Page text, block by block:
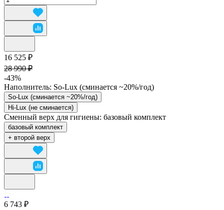
16 525 ₽
28 990 ₽
-43%
Наполнитель: So-Lux (cминается ~20%/год)
So-Lux (cминается ~20%/год)
Hi-Lux (не сминается)
Сменный верх для гигиены: базовый комплект
базовый комплект
+ второй верх
6 743 ₽